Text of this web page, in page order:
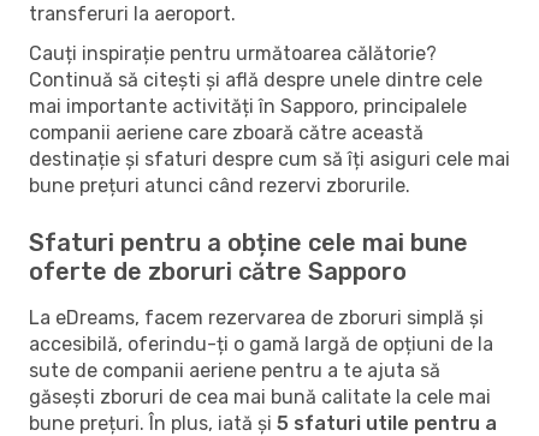
transferuri la aeroport.
Cauți inspirație pentru următoarea călătorie?
Continuă să citești și află despre unele dintre cele
mai importante activități în Sapporo, principalele
companii aeriene care zboară către această
destinație și sfaturi despre cum să îți asiguri cele mai
bune prețuri atunci când rezervi zborurile.
Sfaturi pentru a obține cele mai bune
oferte de zboruri către Sapporo
La eDreams, facem rezervarea de zboruri simplă și
accesibilă, oferindu-ți o gamă largă de opțiuni de la
sute de companii aeriene pentru a te ajuta să
găsești zboruri de cea mai bună calitate la cele mai
bune prețuri. În plus, iată și 5 sfaturi utile pentru a